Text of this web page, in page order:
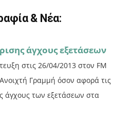
& Νέα:
άγχους εξετάσεων
στις 26/04/2013 στον FM
Γραμμή όσον αφορά τις
άγχους των εξετάσεων στα